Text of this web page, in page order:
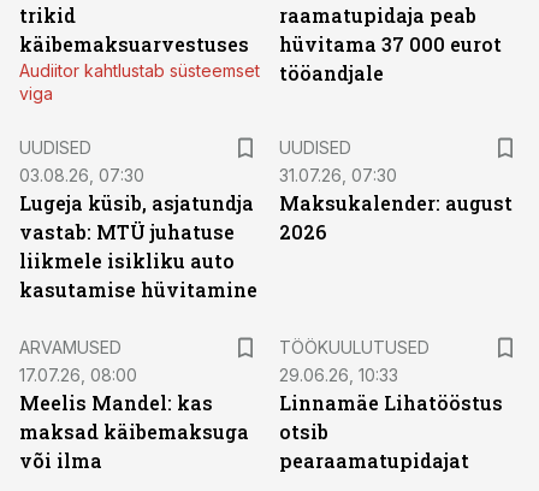
trikid
käibemaksuarvestuses
Audiitor kahtlustab süsteemset
viga
raamatupidaja peab
hüvitama 37 000 eurot
tööandjale
UUDISED
03.08.26, 07:30
Lugeja küsib, asjatundja
vastab: MTÜ juhatuse
liikmele isikliku auto
kasutamise hüvitamine
UUDISED
31.07.26, 07:30
Maksukalender: august
2026
ARVAMUSED
17.07.26, 08:00
Meelis Mandel: kas
maksad käibemaksuga
või ilma
TÖÖKUULUTUSED
29.06.26, 10:33
Linnamäe Lihatööstus
otsib
pearaamatupidajat